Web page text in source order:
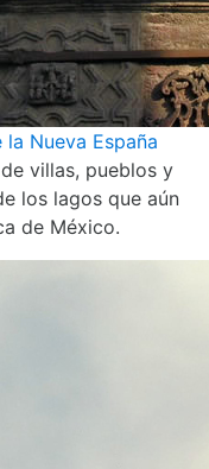
Nueva España
villas, pueblos y
los lagos que aún
de México.